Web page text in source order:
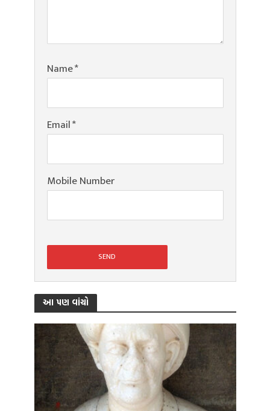
Name*
Email*
Mobile Number
આ પણ વાંચો